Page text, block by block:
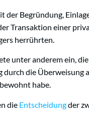
Begründung,
Transaktion einer
herrührten.
unter anderem ein,
durch die Überweisung
habe.
die Entscheidungder